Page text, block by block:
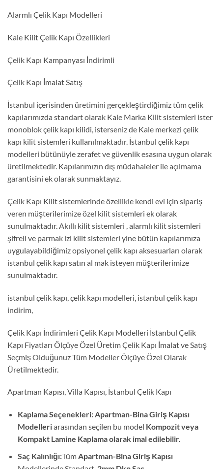
Alarmlı Çelik Kapı Modelleri
Kale Kilit Çelik Kapı Özellikleri
Çelik Kapı Kampanyası İndirimli
Çelik Kapı İmalat Satış
İstanbul içerisinden üretimini gerçekleştirdiğimiz tüm çelik
kapılarımızda standart olarak Kale Marka Kilit sistemleri ister
monoblok çelik kapı kilidi, isterseniz de Kale merkezi çelik
kapı kilit sistemleri kullanılmaktadır. İstanbul çelik kapı
modelleri bütünüyle zerafet ve güvenlik esasına uygun olarak
üretilmektedir. Kapılarımızın dış müdahaleler ile açılmama
garantisini ek olarak sunmaktayız.
Çelik Kapı Kilit sistemlerinde özellikle kendi evi için sipariş
veren müşterilerimize özel kilit sistemleri ek olarak
sunulmaktadır. Akıllı kilit sistemleri , alarmlı kilit sistemleri
şifreli ve parmak izi kilit sistemleri yine bütün kapılarımıza
uygulayabildiğimiz opsiyonel çelik kapı aksesuarları olarak
istanbul çelik kapı satın al mak isteyen müşterilerimize
sunulmaktadır.
istanbul çelik kapı, çelik kapı modelleri, istanbul çelik kapı
indirim,
Çelik Kapı İndirimleri Çelik Kapı Modelleri İstanbul Çelik
Kapı Fiyatları Ölçüye Özel Üretim Çelik Kapı İmalat ve Satış
Seçmiş Olduğunuz Tüm Modeller Ölçüye Özel Olarak
Üretilmektedir.
Apartman Kapısı, Villa Kapısı, İstanbul Çelik Kapı
Kaplama Seçenekleri:Apartman-Bina Giriş Kapısı
Modelleriarasından seçilen bu model Kompozit veya
Kompakt Lamine Kaplama olarak imal edilebilir.
Saç Kalınlığı:Tüm Apartman-Bina Giriş Kapısı